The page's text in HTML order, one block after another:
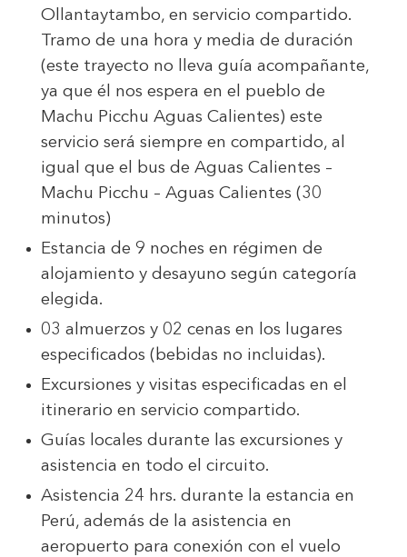
Ollantaytambo, en servicio compartido.
Tramo de una hora y media de duración
(este trayecto no lleva guía acompañante,
ya que él nos espera en el pueblo de
Machu Picchu Aguas Calientes) este
servicio será siempre en compartido, al
igual que el bus de Aguas Calientes –
Machu Picchu – Aguas Calientes (30
minutos)
Estancia de 9 noches en régimen de
alojamiento y desayuno según categoría
elegida.
03 almuerzos y 02 cenas en los lugares
especificados (bebidas no incluidas).
Excursiones y visitas especificadas en el
itinerario en servicio compartido.
Guías locales durante las excursiones y
asistencia en todo el circuito.
Asistencia 24 hrs. durante la estancia en
Perú, además de la asistencia en
aeropuerto para conexión con el vuelo